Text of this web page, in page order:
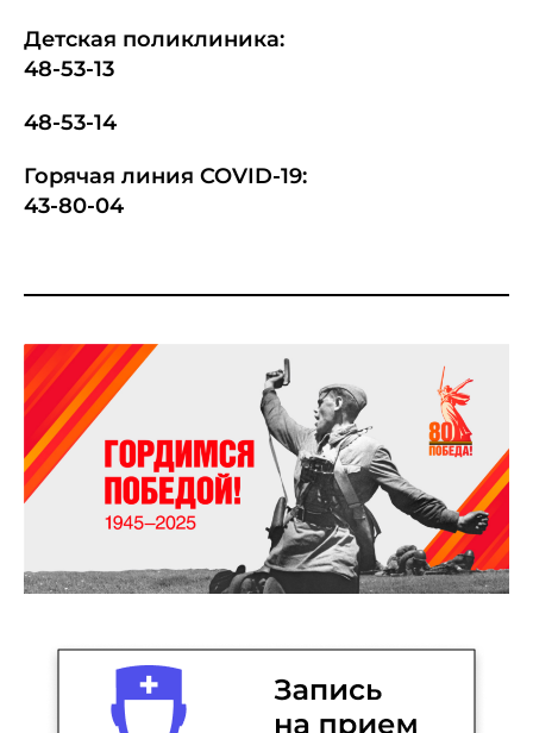
Детская поликлиника:
48-53-13
48-53-14
Горячая линия COVID-19:
43-80-04